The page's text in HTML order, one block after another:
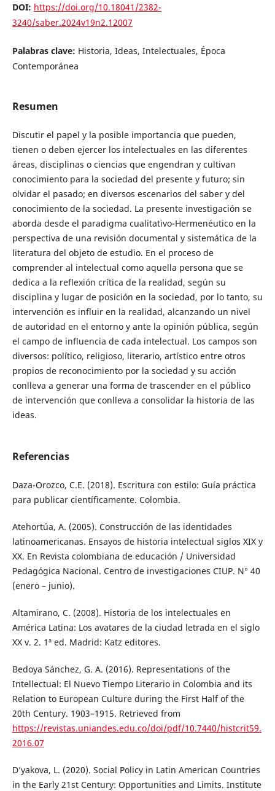
DOI: https://doi.org/10.18041/2382-
3240/saber.2024v19n2.12007
Palabras clave: Historia, Ideas, Intelectuales, Época
Contemporánea
Resumen
Discutir el papel y la posible importancia que pueden,
tienen o deben ejercer los intelectuales en las diferentes
áreas, disciplinas o ciencias que engendran y cultivan
conocimiento para la sociedad del presente y futuro; sin
olvidar el pasado; en diversos escenarios del saber y del
conocimiento de la sociedad. La presente investigación se
aborda desde el paradigma cualitativo-Hermenéutico en la
perspectiva de una revisión documental y sistemática de la
literatura del objeto de estudio. En el proceso de
comprender al intelectual como aquella persona que se
dedica a la reflexión crítica de la realidad, según su
disciplina y lugar de posición en la sociedad, por lo tanto, su
intervención es influir en la realidad, alcanzando un nivel
de autoridad en el entorno y ante la opinión pública, según
el campo de influencia de cada intelectual. Los campos son
diversos: político, religioso, literario, artístico entre otros
propios de reconocimiento por la sociedad y su acción
conlleva a generar una forma de trascender en el público
de intervención que conlleva a consolidar la historia de las
ideas.
Referencias
Daza-Orozco, C.E. (2018). Escritura con estilo: Guía práctica
para publicar científicamente. Colombia.
Atehortúa, A. (2005). Construcción de las identidades
latinoamericanas. Ensayos de historia intelectual siglos XIX y
XX. En Revista colombiana de educación / Universidad
Pedagógica Nacional. Centro de investigaciones CIUP. N° 40
(enero – junio).
Altamirano, C. (2008). Historia de los intelectuales en
América Latina: Los avatares de la ciudad letrada en el siglo
XX v. 2. 1ª ed. Madrid: Katz editores.
Bedoya Sánchez, G. A. (2016). Representations of the
Intellectual: El Nuevo Tiempo Literario in Colombia and its
Relation to European Culture during the First Half of the
20th Century. 1903–1915. Retrieved from
https://revistas.uniandes.edu.co/doi/pdf/10.7440/histcrit59.
2016.07
D’yakova, L. (2020). Social Policy in Latin American Countries
in the Early 21st Century: Opportunities and Limits. Institute